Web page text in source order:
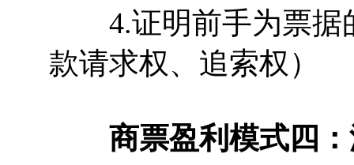
4.证明前手为票据
款请求权、追索权）
商票盈利模式四